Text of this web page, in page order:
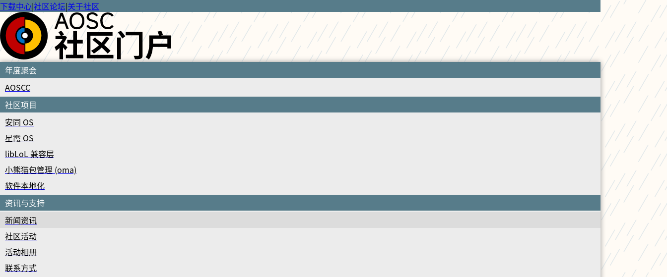
下载中心|社区论坛|关于社区
年度聚会
AOSCC
社区项目
安同 OS
星霞 OS
libLoL 兼容层
小熊猫包管理 (oma)
软件本地化
资讯与支持
新闻资讯
社区活动
活动相册
联系方式